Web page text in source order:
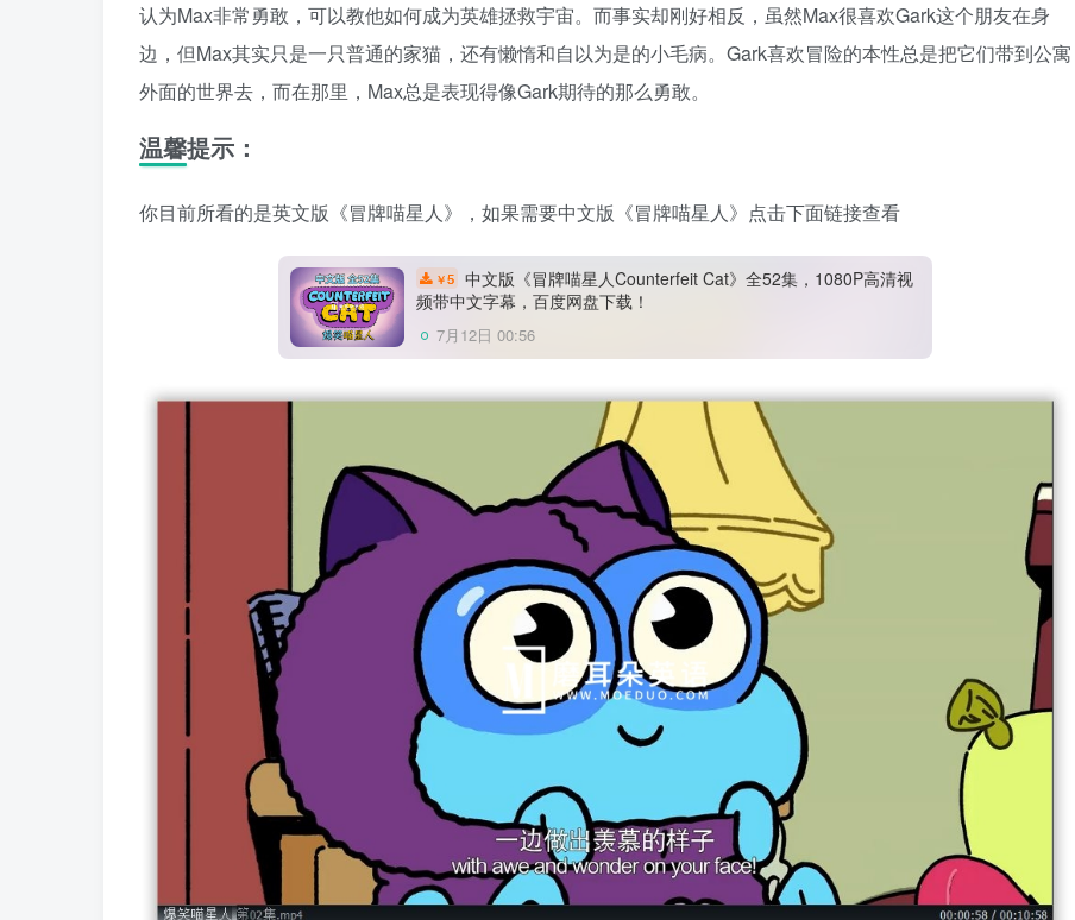
认为Max非常勇敢，可以教他如何成为英雄拯救宇宙。而事实却刚好相反，虽然Max很喜欢Gark这个朋友在身
边，但Max其实只是一只普通的家猫，还有懒惰和自以为是的小毛病。Gark喜欢冒险的本性总是把它们带到公寓
外面的世界去，而在那里，Max总是表现得像Gark期待的那么勇敢。
温馨提示：
你目前所看的是英文版《冒牌喵星人》，如果需要中文版《冒牌喵星人》点击下面链接查看
￥5 中文版《冒牌喵星人Counterfeit Cat》全52集，1080P高清视
频带中文字幕，百度网盘下载！
7月12日 00:56